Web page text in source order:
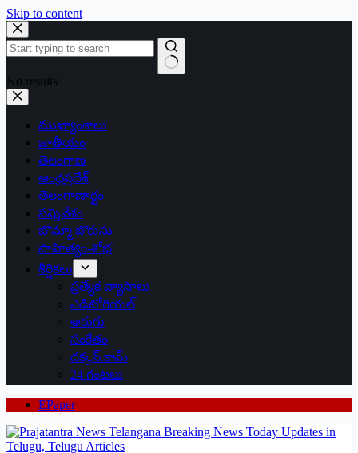
Skip to content
No results
ముఖ్యాంశాలు
జాతీయం
తెలంగాణ
ఆంధ్రప్రదేశ్
తెలంగాణార్థం
సన్నివేశం
బొమ్మా బొరుసు
సాహిత్యం-శోభ
శీర్షికలు
ప్రత్యేక వ్యాసాలు
ఎడిటోరియల్
అరుగు
సంకేతం
దక్కన్.కామ్
24 గంటలు
EPaper